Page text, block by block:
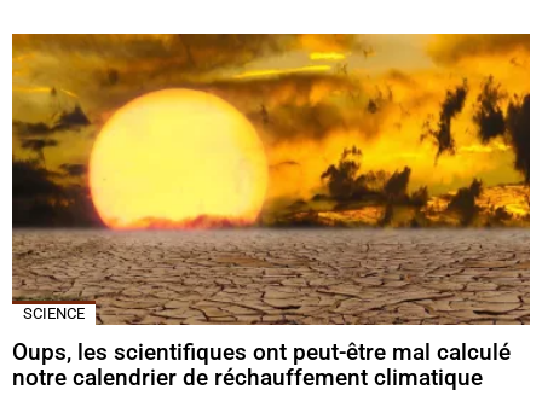
SCIENCE
Oups, les scientifiques ont peut-être mal calculé
notre calendrier de réchauffement climatique